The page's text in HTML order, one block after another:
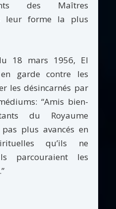
des Maîtres
leur forme la plus
18 mars 1956, El
garde contre les
les désincarnés par
“Amis bien-
du Royaume
plus avancés en
qu’ils ne
parcouraient les